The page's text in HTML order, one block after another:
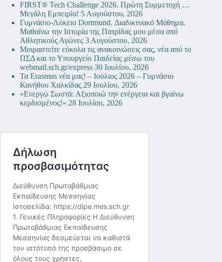
FIRST® Tech Challenge 2026. Πρώτη Συμμετοχή …
Μεγάλη Εμπειρία! 5 Αυγούστου, 2026
Γυμνάσιο-Λύκειο Dortmund. Διαδικτυακό Μάθημα.
Μαθαίνω την Ιστορία της Πατρίδας μου μέσα από
Αθλητικούς Αγώνες 3 Αυγούστου, 2026
Μοιραστείτε εύκολα τις ανακοινώσεις σας, νέα από το
ΠΣΔ και το Υπουργείο Παιδείας μέσω του
webmail.sch.gr/express 30 Ιουλίου, 2026
Τα Erasmus νέα μας! – Ιούλιος 2026 – Γυμνάσιο
Κανήθου Χαλκίδας 29 Ιουλίου, 2026
«Ενεργώ Σωστά: Αξιοποιώ την ενέργεια και βγαίνω
κερδισμένος!» 28 Ιουλίου, 2026